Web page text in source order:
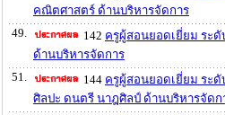
คณิตศาสตร์ ด้านบริหารจัดการ
49.
142 ครูผู้สอนยอดเยี่ยม ระ
ด้านบริหารจัดการ
51.
144 ครูผู้สอนยอดเยี่ยม ระ
ศิลปะ ดนตรี นาฎศิลป์ ด้านบริหารจัดก